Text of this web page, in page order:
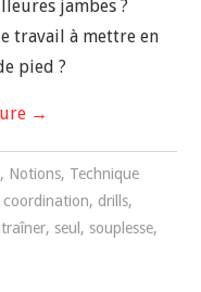
jambes ?
travail à mettre en
pied ?
→
, Notions, Technique
coordination, drills,
, seul , souplesse,